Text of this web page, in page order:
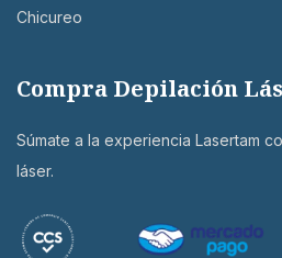
Chicureo
Compra Depilación
Súmate a la experiencia Lasertam
láser.